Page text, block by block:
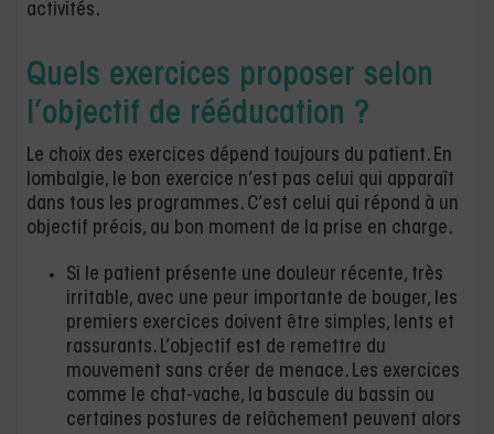
activités.
Quels exercices proposer selon
l’objectif de rééducation ?
Le choix des exercices dépend toujours du patient. En
lombalgie, le bon exercice n’est pas celui qui apparaît
dans tous les programmes. C’est celui qui répond à un
objectif précis, au bon moment de la prise en charge.
Si le patient présente une douleur récente, très
irritable, avec une peur importante de bouger, les
premiers exercices doivent être simples, lents et
rassurants. L’objectif est de remettre du
mouvement sans créer de menace. Les exercices
comme le chat-vache, la bascule du bassin ou
certaines postures de relâchement peuvent alors